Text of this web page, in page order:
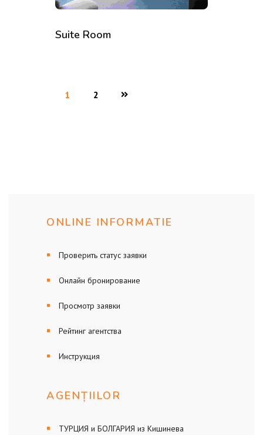
Suite Room
1 2
ONLINE INFORMATIE
Проверить статус заявки
Онлайн бронирование
Просмотр заявки
Рейтинг агентства
Инструкция
AGENȚIILOR
ТУРЦИЯ и БОЛГАРИЯ из Кишинева